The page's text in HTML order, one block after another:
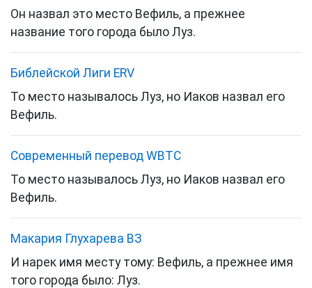
Он назвал это место Вефиль, а прежнее
название того города было Луз.
Библейской Лиги ERV
То место называлось Луз, но Иаков назвал его
Вефиль.
Cовременный перевод WBTC
То место называлось Луз, но Иаков назвал его
Вефиль.
Макария Глухарева ВЗ
И нарек имя месту тому: Вефиль, а прежнее имя
того города было: Луз.